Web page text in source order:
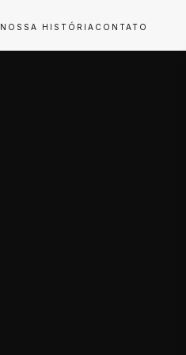
NOSSA HISTÓRIA CONTATO